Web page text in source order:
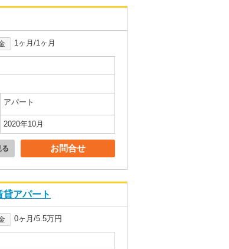
1ヶ月/1ヶ月
アパート
2020年10月
お問合せ
る
アパート
0ヶ月/5.5万円